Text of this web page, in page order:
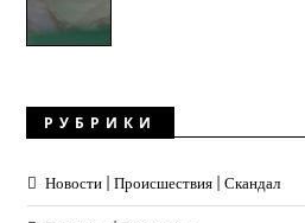
РУБРИКИ
Новости | Происшествия | Скандал